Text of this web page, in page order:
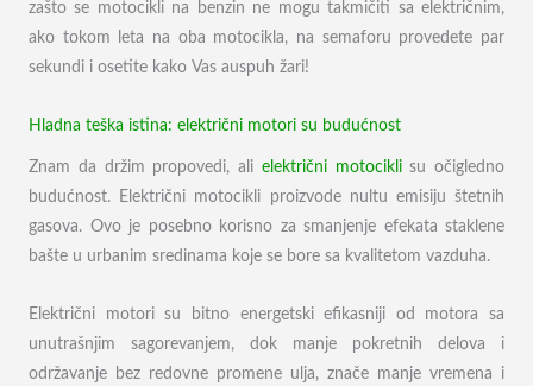
zašto se motocikli na benzin ne mogu takmičiti sa električnim,
ako tokom leta na oba motocikla, na semaforu provedete par
sekundi i osetite kako Vas auspuh žari!
Hladna teška istina: električni motori su budućnost
Znam da držim propovedi, ali električni motociklisu očigledno
budućnost. Električni motocikli proizvode nultu emisiju štetnih
gasova. Ovo je posebno korisno za smanjenje efekata staklene
bašte u urbanim sredinama koje se bore sa kvalitetom vazduha.
Električni motori su bitno energetski efikasniji od motora sa
unutrašnjim sagorevanjem, dok manje pokretnih delova i
održavanje bez redovne promene ulja, znače manje vremena i